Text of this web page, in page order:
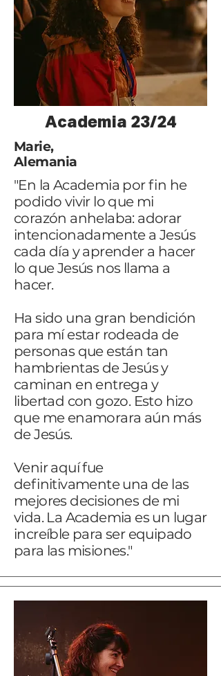
Academia 23/24
Marie,
Alemania
"En la Academia por fin he
podido vivir lo que mi
corazón anhelaba: adorar
intencionadamente a Jesús
cada día y aprender a hacer
lo que Jesús nos llama a
hacer.
Ha sido una gran bendición
para mí estar rodeada de
personas que están tan
hambrientas de Jesús y
caminan en entrega y
libertad con gozo. Esto hizo
que me enamorara aún más
de Jesús.
Venir aquí fue
definitivamente una de las
mejores decisiones de mi
vida. La Academia es un lugar
increíble para ser equipado
para las misiones."